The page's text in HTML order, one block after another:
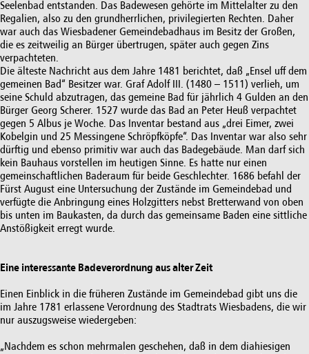
Seelenbad entstanden. Das Badewesen gehörte im Mittelalter zu den
Regalien, also zu den grundherrlichen, privilegierten Rechten. Daher
war auch das Wiesbadener Gemeindebadhaus im Besitz der Großen,
die es zeitweilig an Bürger übertrugen, später auch gegen Zins
verpachteten.
Die älteste Nachricht aus dem Jahre 1481 berichtet, daß „Ensel uff dem
gemeinen Bad“ Besitzer war. Graf Adolf III. (1480 – 1511) verlieh, um
seine Schuld abzutragen, das gemeine Bad für jährlich 4 Gulden an den
Bürger Georg Scherer. 1527 wurde das Bad an Peter Heuß verpachtet
gegen 5 Albus je Woche. Das Inventar bestand aus „drei Eimer, zwei
Kobelgin und 25 Messingene Schröpfköpfe“. Das Inventar war also sehr
dürftig und ebenso primitiv war auch das Badegebäude. Man darf sich
kein Bauhaus vorstellen im heutigen Sinne. Es hatte nur einen
gemeinschaftlichen Baderaum für beide Geschlechter. 1686 befahl der
Fürst August eine Untersuchung der Zustände im Gemeindebad und
verfügte die Anbringung eines Holzgitters nebst Bretterwand von oben
bis unten im Baukasten, da durch das gemeinsame Baden eine sittliche
Anstößigkeit erregt wurde.
Eine interessante Badeverordnung aus alter Zeit
Einen Einblick in die früheren Zustände im Gemeindebad gibt uns die
im Jahre 1781 erlassene Verordnung des Stadtrats Wiesbadens, die wir
nur auszugsweise wiedergeben:
„Nachdem es schon mehrmalen geschehen, daß in dem diahiesigen